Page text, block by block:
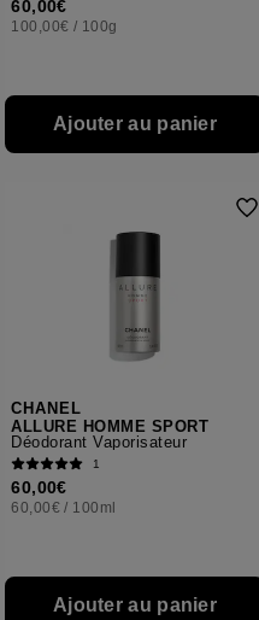
60,00€
100,00€ / 100g
Ajouter au panier
CHANEL
ALLURE HOMME SPORT
Déodorant Vaporisateur
1
60,00€
60,00€ / 100ml
Ajouter au panier